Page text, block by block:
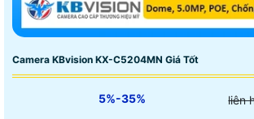
Camera KBvision KX-C5204MN Giá Tốt
5%-35% liên